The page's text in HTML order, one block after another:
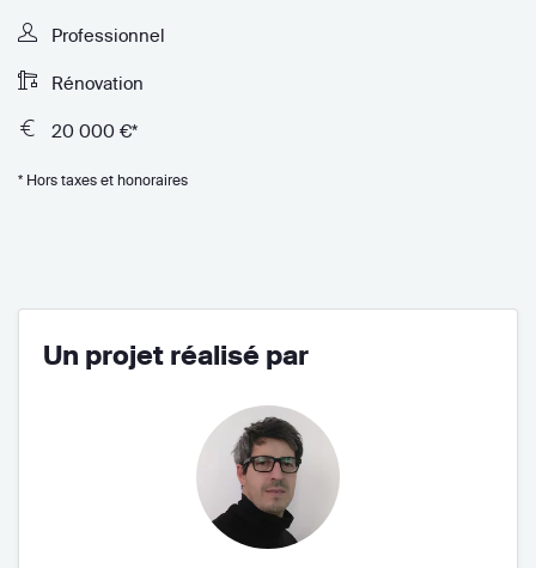
Professionnel
Rénovation
20 000 €*
* Hors taxes et honoraires
Un projet réalisé par